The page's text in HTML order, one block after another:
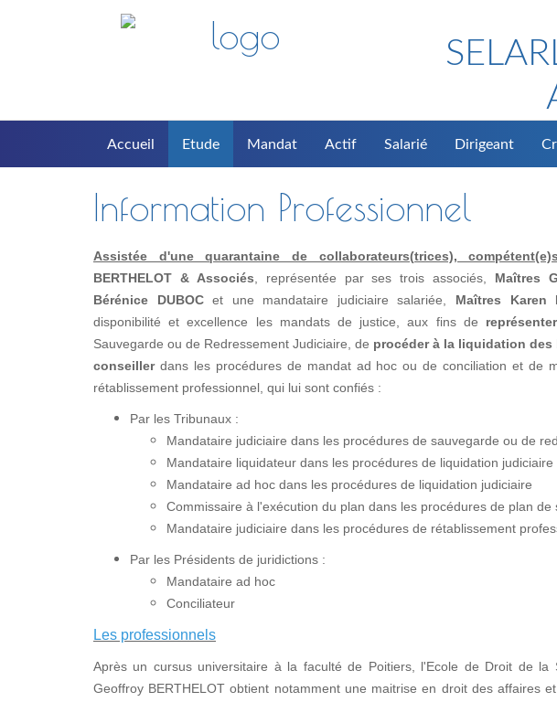
Accueil Etude Mandat Actif Salarié Dirigeant
Information Professionnel
Assistée d'une quarantaine de collaborateurs(trices),
BERTHELOT & Associés , représentée par ses trois associés, Maîtres
Bérénice DUBOCet une mandataire judiciaire salariée, Maîtres Karen
disponibilité et excellence les mandats de justice, aux fins de
Sauvegarde ou de Redressement Judiciaire, de procéder à la liquidation
conseillerdans les procédures de mandat ad hoc ou de conciliation et de
rétablissement professionnel, qui lui sont confiés :
Par les Tribunaux :
Mandataire judiciaire dans les procédures de sauvegarde ou de
Mandataire liquidateur dans les procédures de liquidation judiciaire
Mandataire ad hoc dans les procédures de liquidation judiciaire
Commissaire à l'exécution du plan dans les procédures de plan
Mandataire judiciaire dans les procédures de rétablissement
Par les Présidents de juridictions :
Mandataire ad hoc
Conciliateur
Les professionnels
Après un cursus universitaire à la faculté de Poitiers, l'Ecole de Droit de la
Geoffroy BERTHELOT obtient notamment une maitrise en droit des affaires